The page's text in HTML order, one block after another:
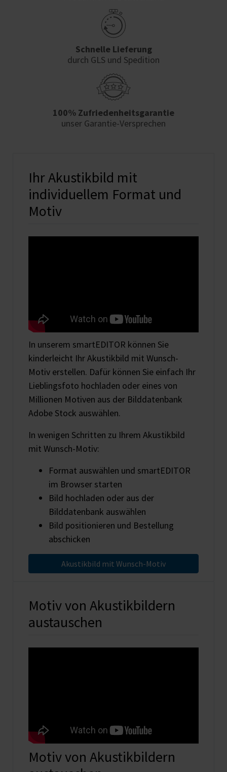
Schnelle Lieferung
durch GLS und Spedition
100% Zufriedenheits­garantie
unser Garantie-Versprechen
Ihr Akustikbild mit
individuellem Format und
Motiv
In unserem smartEDITOR können Sie
kinderleicht Ihr Akustikbild mit Wunsch-
Motiv erstellen. Dafür können Sie einfach Ihr
Lieblingsfoto hochladen oder eines von
Millionen Motiven aus der Bilddatenbank
Adobe Stock auswählen.
In wenigen Schritten zu Ihrem Akustikbild
mit Wunsch-Motiv:
Format auswählen und smartEDITOR
im Browser starten
Bild hochladen oder aus der
Bilddatenbank auswählen
Bild positionieren und Bestellung
abschicken
Akustikbild mit Wunsch-Motiv
Motiv von Akustikbildern
austauschen
Motiv von Akustikbildern